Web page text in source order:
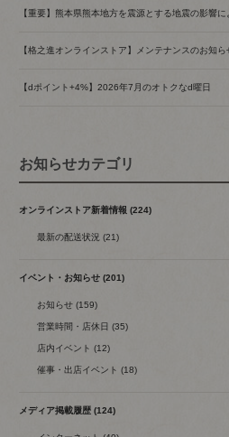
【重要】熊本県熊本地方を震源とする地震の影響
【格之進オンラインストア】メンテナンスのお知
【dポイント+4%】2026年7月のオトクなd曜日
お知らせカテゴリ
オンラインストア新着情報 (224)
最新の配送状況 (21)
イベント・お知らせ (201)
お知らせ (159)
営業時間・店休日 (35)
店内イベント (12)
催事・出店イベント (18)
メディア掲載履歴 (124)